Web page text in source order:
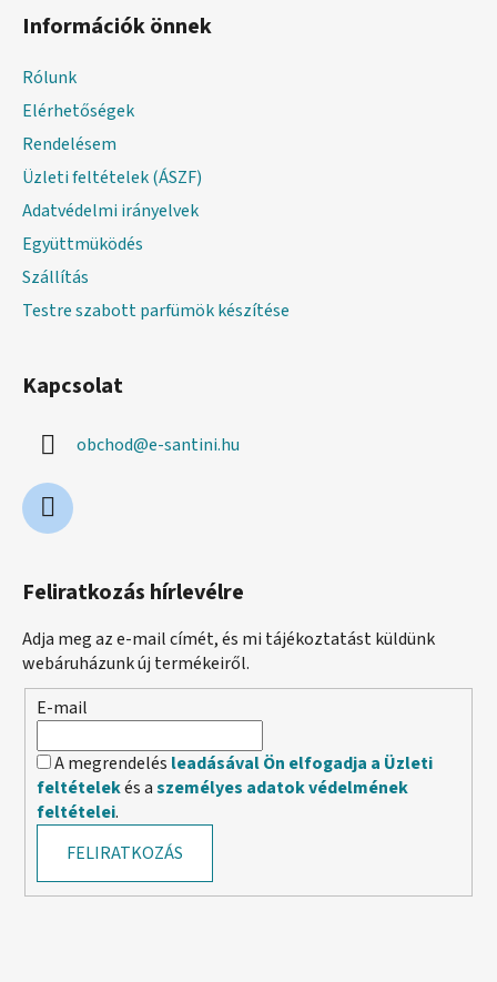
Információk önnek
Rólunk
Elérhetőségek
Rendelésem
Üzleti feltételek (ÁSZF)
Adatvédelmi irányelvek
Együttmüködés
Szállítás
Testre szabott parfümök készítése
Kapcsolat
obchod@e-santini.hu
Feliratkozás hírlevélre
Adja meg az e-mail címét, és mi tájékoztatást küldünk
webáruházunk új termékeiről.
E-mail
A megrendelés leadásával Ön elfogadja a Üzleti
feltételekés aszemélyes adatok védelmének
feltételei.
FELIRATKOZÁS